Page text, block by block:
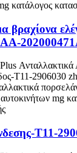
βραχίονα
T11-